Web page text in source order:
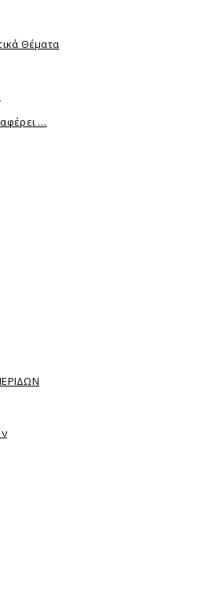
Θέματα
…